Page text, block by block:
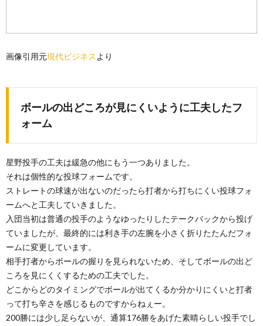
画像引用元現代ビジネス より
ボールの出どころが見にくいように工夫したフ
ォーム
星野投手の工夫は緩急の他にもう一つありました。
それは個性的な投球フォームです。
ストレートの球速が出ないのだったら打者から打ちにくい投球フォ
ームへと工夫していきました。
入団当初は普通の投手のようなゆったりしたテークバックから投げ
ていましたが、最終的には利き手の左腕を小さく折りたたんだフォ
ームに変更しています。
相手打者からボールの握りを見られないため、そしてボールの出ど
ころを見にくくするための工夫でした。
どこからどのタイミングでボールが出てくるか分かりにくいと打者
って打ち辛さを感じるものですからねぇー。
200勝には少し足らないが、通算176勝をあげた素晴らしい投手でし